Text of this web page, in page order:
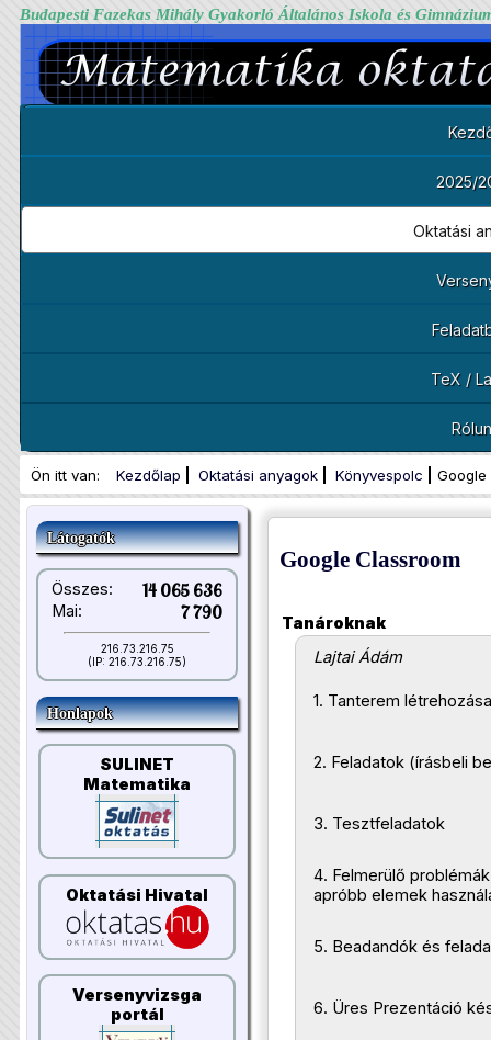
Budapesti Fazekas Mihály Gyakorló Általános Iskola és
2025/
Oktatási
TeX /
Ön itt van: Kezdőlap Oktatási anyagok Könyvespolc Google
Látogatók
Összes: 14 065 636
Mai: 7 790
216.73.216.75
(IP: 216.73.216.75)
Honlapok
SULINET
Matematika
Oktatási Hivatal
Versenyvizsga
portál
Google Classroom
Tanároknak
Lajtai Ádám
1. Tanterem létrehozása
2. Feladatok (írásbeli
3. Tesztfeladatok
4. Felmerülő
apróbb elemek
5. Beadandók és
6. Üres Prezentáció